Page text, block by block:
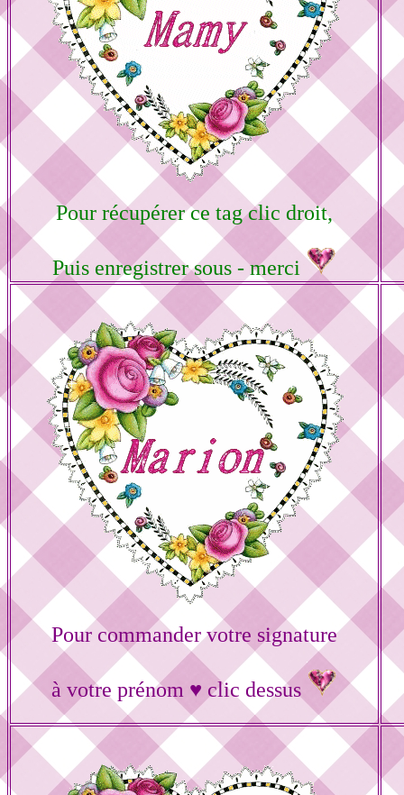
Pour récupérer ce tag clic droit,
Puis enregistrer sous - merci
Pour commander votre signature
à votre prénom ♥ clic dessus